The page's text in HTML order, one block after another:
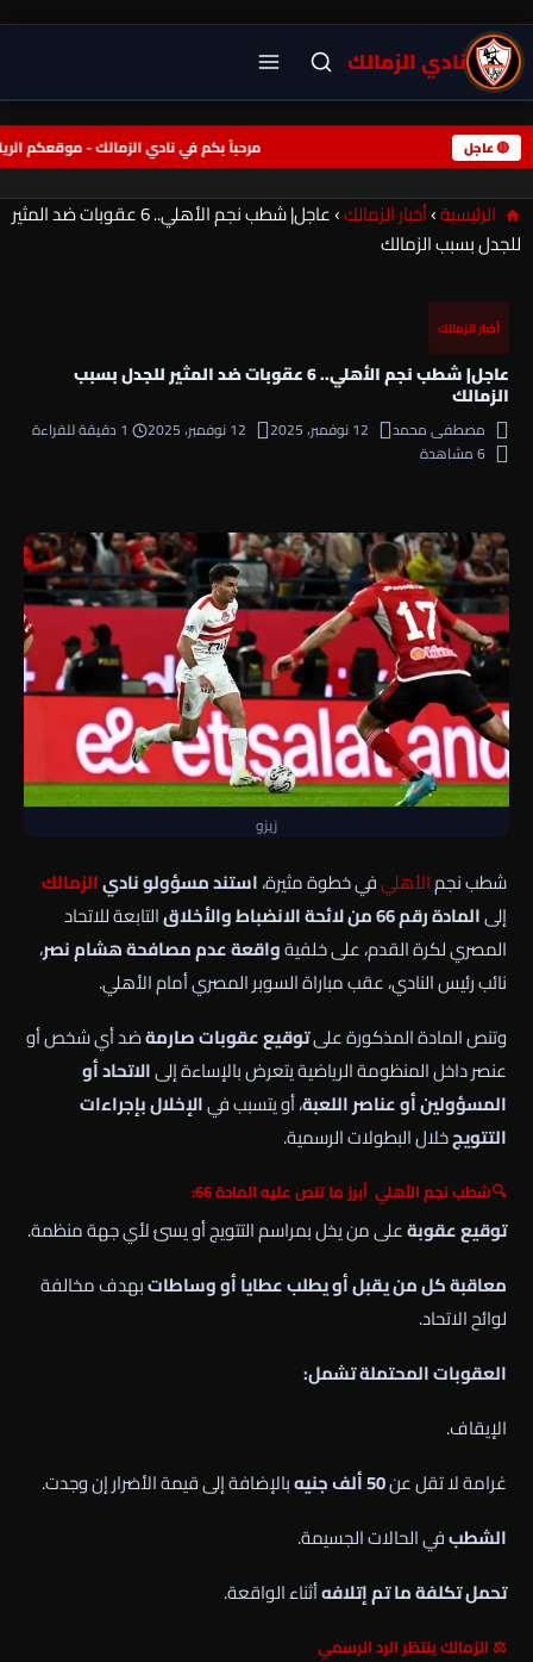
نادي الزمالك
🔴 عاجل مرحباً بكم في نادي الزمالك -
الرئيسية›أخبار الزمالك›
عاجل| شطب نجم الأهلي.. 6 عقوبات ضد المثير
للجدل بسبب الزمالك
أخبار الزمالك
عاجل| شطب نجم الأهلي.. 6 عقوبات ضد المثير للجدل بسبب
الزمالك
مصطفى محمد 12 نوفمبر، 2025 12 نوفمبر، 2025
1 دقيقة للقراءة
6 مشاهدة
زيزو
شطب نجمالأهليفي خطوة مثيرة،استند مسؤولو ناديالزمالك
إلىالمادة رقم 66 من لائحة الانضباط والأخلاق
التابعة للاتحاد
المصري لكرة القدم، على خلفيةواقعة عدم مصافحة هشام نصر،
نائب رئيس النادي، عقب مباراة السوبر المصري أمام الأهلي.
وتنص المادة المذكورة علىتوقيع عقوبات صارمةضد أي شخص أو
عنصر داخل المنظومة الرياضية يتعرض بالإساءة إلىالاتحاد أو
المسؤولين أو عناصر اللعبة، أو يتسبب فيالإخلال بإجراءات
التتويجخلال البطولات الرسمية.
🔍شطب نجم الأهلي أبرز ما تنص عليه المادة 66:
توقيع عقوبةعلى من يخل بمراسم التتويج أو يسئ لأي جهة منظمة.
معاقبة كل من يقبل أو يطلب عطايا أو وساطاتبهدف مخالفة
لوائح الاتحاد.
العقوبات المحتملة تشمل:
الإيقاف.
غرامة لا تقل عن50 ألف جنيه
بالإضافة إلى قيمة الأضرار إن وجدت.
الشطبفي الحالات الجسيمة.
تحمل تكلفة ما تم إتلافهأثناء الواقعة.
⚖️ الزمالك ينتظر الرد الرسمي